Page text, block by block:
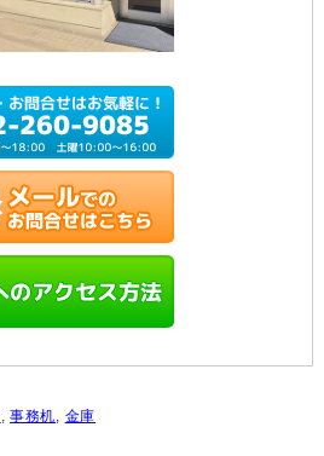
,事務机, 金庫